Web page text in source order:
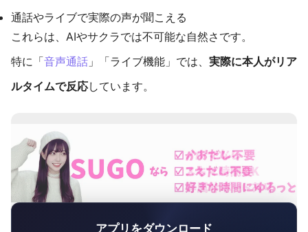
通話やライブで実際の声が聞こえる
これらは、AIやサクラでは不可能な自然さです。
特に「音声通話 」「ライブ機能」では、 実際に本人がリア
ルタイムで反応しています。
アプリをダウンロード